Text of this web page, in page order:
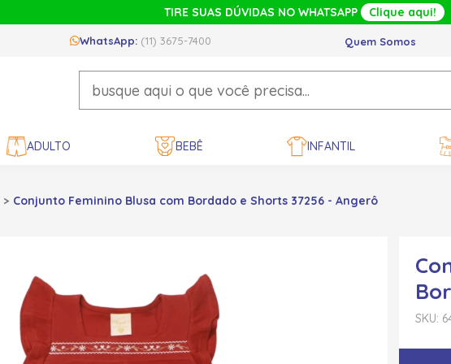
TIRE SUAS DÚVIDAS NO WHATSAPP Clique aqui!
WhatsApp: (11) 3675-7400 Quem Somos
ADULTO BEBÊ INFANTIL
Conjunto Feminino Blusa com Bordado e Shorts 37256 - Angerô
SKU: